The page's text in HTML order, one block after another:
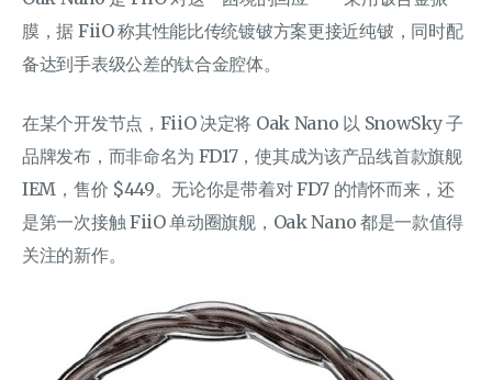
膜，据 FiiO 称其性能比传统镀铍方案更接近纯铍，同时配
备达到手表级公差的钛合金腔体。
在某个开发节点，FiiO 决定将 Oak Nano 以 SnowSky 子
品牌发布，而非命名为 FD17，使其成为该产品线首款旗舰
IEM，售价 $449。无论你是带着对 FD7 的情怀而来，还
是第一次接触 FiiO 单动圈旗舰，Oak Nano 都是一款值得
关注的新作。